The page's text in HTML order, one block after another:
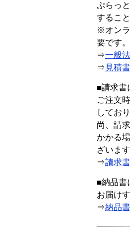
ぷらっ
するこ
※オン
要です。
⇒一般
⇒ 見積
■請求書
ご注文
してお
尚、請
かかる
ざいます
⇒請求
■納品書
お届け
⇒納品